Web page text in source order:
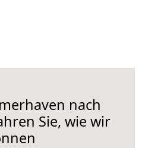
nach
Sie, wie wir